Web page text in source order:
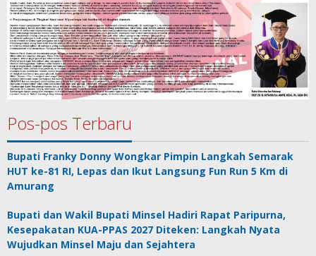
Pos-pos Terbaru
Bupati Franky Donny Wongkar Pimpin Langkah Semarak
HUT ke-81 RI, Lepas dan Ikut Langsung Fun Run 5 Km di
Amurang
Bupati dan Wakil Bupati Minsel Hadiri Rapat Paripurna,
Kesepakatan KUA-PPAS 2027 Diteken: Langkah Nyata
Wujudkan Minsel Maju dan Sejahtera